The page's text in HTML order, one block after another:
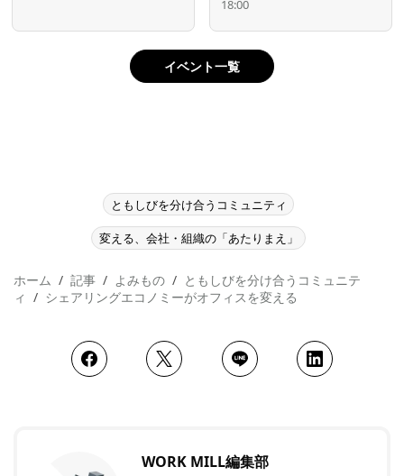
18:00
イベント一覧
ともしびを分け合うコミュニティ
変える、会社・組織の「あたりまえ」
ホーム 記事 よみもの
ともしびを分け合うコミュニテ
ィ
シェアリングエコノミーがオフィスを変える
WORK MILL編集部